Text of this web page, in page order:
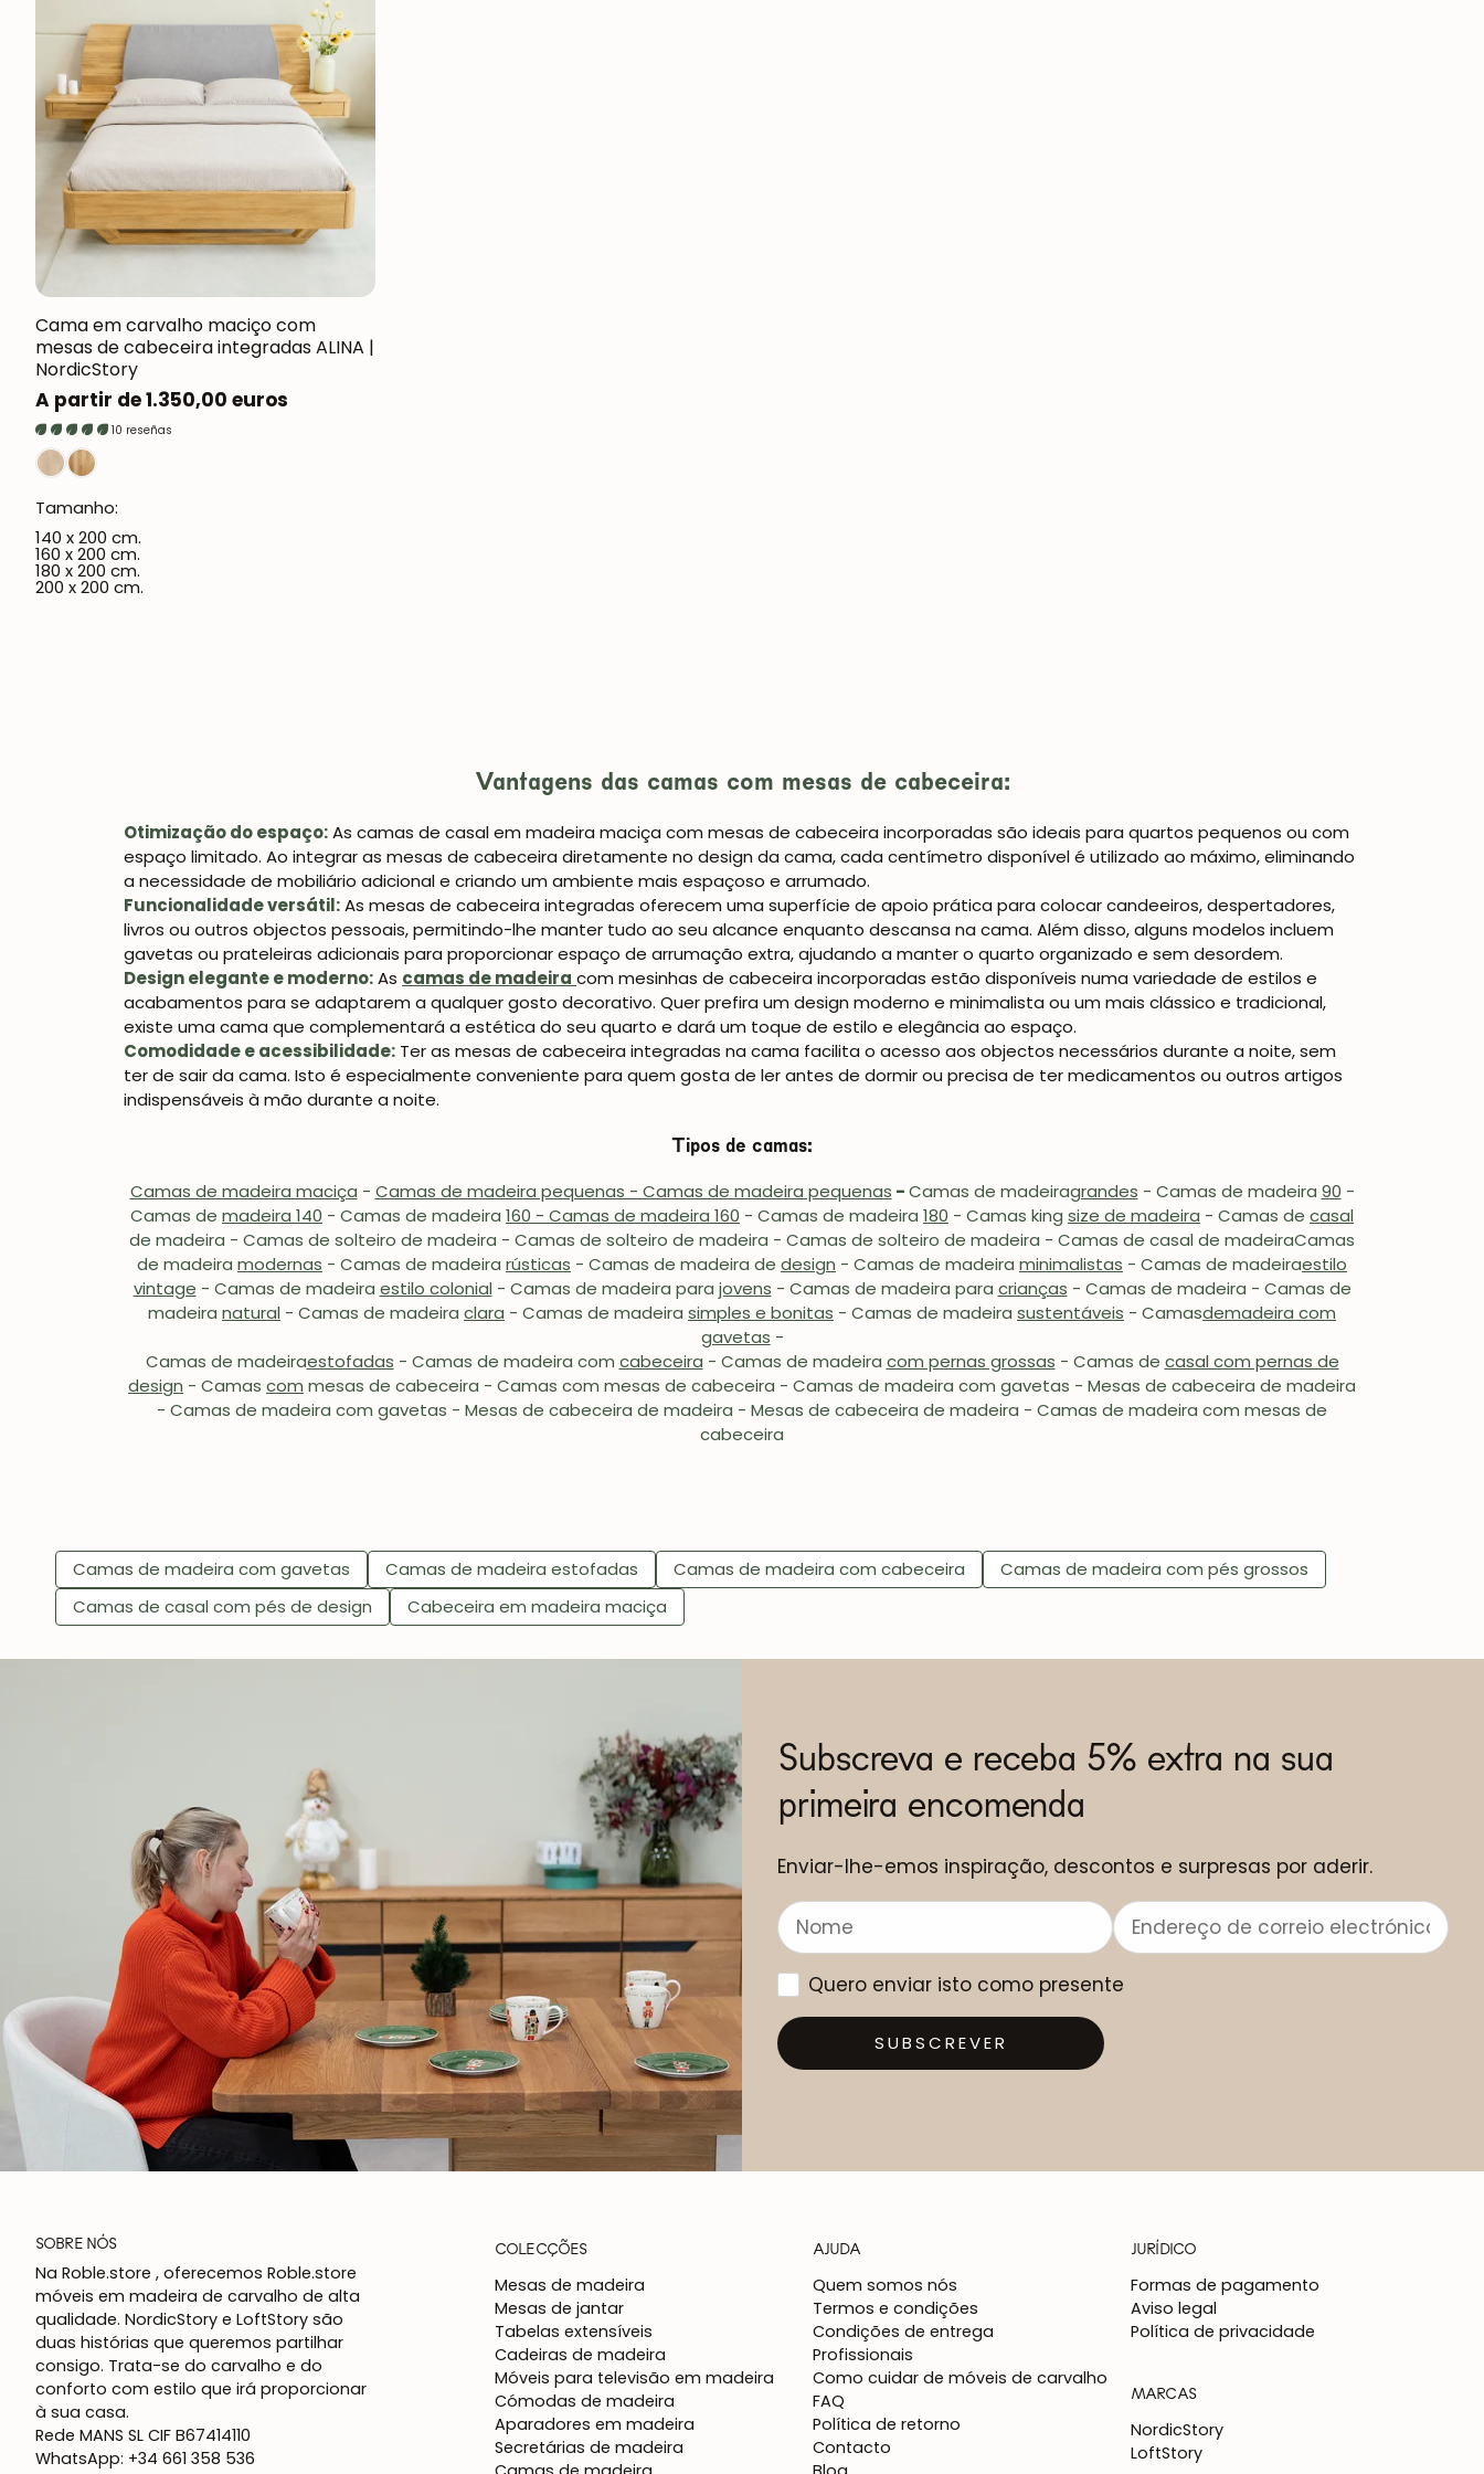
Cama em carvalho maciço com
mesas de cabeceira integradas ALINA |
NordicStory
Preço
normal
A partir de 1.350,00 euros
10 reseñas
Tamanho:
140 x 200 cm.
160 x 200 cm.
180 x 200 cm.
200 x 200 cm.
Vantagens das camas com mesas de cabeceira:
Otimização do espaço:As camas de casal em madeira maciça com mesas de cabeceira incorporadas são ideais para quartos pequenos ou com
espaço limitado. Ao integrar as mesas de cabeceira diretamente no design da cama, cada centímetro disponível é utilizado ao máximo, eliminando
a necessidade de mobiliário adicional e criando um ambiente mais espaçoso e arrumado.
Funcionalidade versátil:As mesas de cabeceira integradas oferecem uma superfície de apoio prática para colocar candeeiros, despertadores,
livros ou outros objectos pessoais, permitindo-lhe manter tudo ao seu alcance enquanto descansa na cama. Além disso, alguns modelos incluem
gavetas ou prateleiras adicionais para proporcionar espaço de arrumação extra, ajudando a manter o quarto organizado e sem desordem.
Design elegante e moderno:As camas de madeira com mesinhas de cabeceira incorporadas estão disponíveis numa variedade de estilos e
acabamentos para se adaptarem a qualquer gosto decorativo. Quer prefira um design moderno e minimalista ou um mais clássico e tradicional,
existe uma cama que complementará a estética do seu quarto e dará um toque de estilo e elegância ao espaço.
Comodidade e acessibilidade: Ter as mesas de cabeceira integradas na cama facilita o acesso aos objectos necessários durante a noite, sem
ter de sair da cama. Isto é especialmente conveniente para quem gosta de ler antes de dormir ou precisa de ter medicamentos ou outros artigos
indispensáveis à mão durante a noite.
Tipos de camas:
Camas de madeira maciça - Camas de madeira pequenas - Camas de madeira pequenas -Camas de madeiragrandes - Camas de madeira 90 -
Camas de madeira 140 - Camas de madeira 160 - Camas de madeira 160 - Camas de madeira 180 - Camas king size de madeira - Camas de casal
de madeira - Camas de solteiro de madeira - Camas de solteiro de madeira - Camas de solteiro de madeira - Camas de casal de madeiraCamas
de madeira modernas - Camas de madeira rústicas - Camas de madeira de design - Camas de madeira minimalistas - Camas de madeiraestilo
vintage - Camas de madeira estilo colonial - Camas de madeira para jovens - Camas de madeira para crianças - Camas de madeira - Camas de
madeira natural - Camas de madeira clara - Camas de madeira simples e bonitas - Camas de madeira sustentáveis - Camasdemadeira com
gavetas -
Camas de madeiraestofadas - Camas de madeira com cabeceira - Camas de madeira com pernas grossas - Camas de casal com pernas de
design - Camas com mesas de cabeceira - Camas com mesas de cabeceira - Camas de madeira com gavetas - Mesas de cabeceira de madeira
- Camas de madeira com gavetas - Mesas de cabeceira de madeira - Mesas de cabeceira de madeira - Camas de madeira com mesas de
cabeceira
Camas de madeira com gavetas Camas de madeira estofadas Camas de madeira com cabeceira
Camas de madeira com pés grossos
Camas de casal com pés de design
Cabeceira em madeira maciça
Subscreva e receba 5% extra na sua
primeira encomenda
Enviar-lhe-emos inspiração, descontos e surpresas por aderir.
Quero enviar isto como presente
SUBSCREVER
SOBRE NÓS
Na Roble.store , oferecemos Roble.store
móveis em madeira de carvalho de alta
qualidade. NordicStory e LoftStory são
duas histórias que queremos partilhar
consigo. Trata-se do carvalho e do
conforto com estilo que irá proporcionar
à sua casa.
Rede MANS SL CIF B67414110
WhatsApp: +34 661 358 536
COLECÇÕES
Mesas de madeira
Mesas de jantar
Tabelas extensíveis
Cadeiras de madeira
Móveis para televisão em madeira
Cómodas de madeira
Aparadores em madeira
Secretárias de madeira
AJUDA
Quem somos nós
Termos e condições
Condições de entrega
Profissionais
Como cuidar de móveis de carvalho
FAQ
Política de retorno
Contacto
JURÍDICO
Formas de pagamento
Aviso legal
Política de privacidade
MARCAS
NordicStory
LoftStory